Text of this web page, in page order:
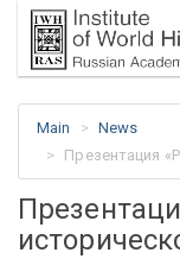
Main
News
Презентация